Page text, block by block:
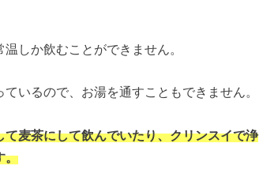
しか飲むことができません。
いるので、お湯を通すこともできません。
麦茶にして飲んでいたり、クリンスイで浄
。